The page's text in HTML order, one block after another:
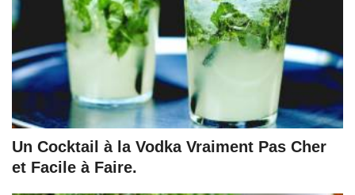
Un Cocktail à la Vodka Vraiment Pas Cher
et Facile à Faire.